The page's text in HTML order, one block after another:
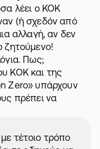
λέει ο ΚΟΚ
(ή σχεδόν από
αλλαγή, αν δεν
ζητούμενο!
Πως;
ΚΟΚ και της
Zero» υπάρχουν
πρέπει να
τέτοιο τρόπο